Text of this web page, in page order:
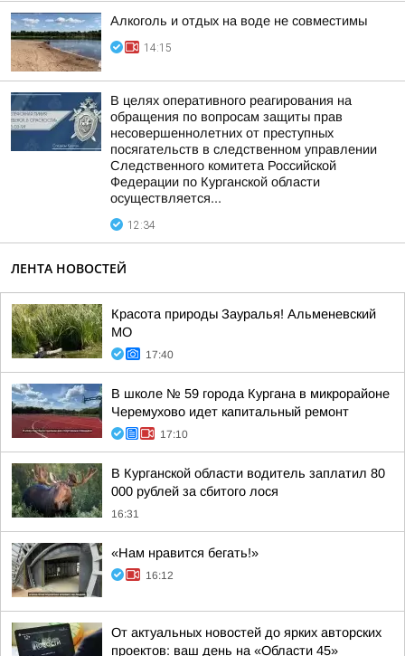
Алкоголь и отдых на воде не совместимы
14:15
В целях оперативного реагирования на
обращения по вопросам защиты прав
несовершеннолетних от преступных
посягательств в следственном управлении
Следственного комитета Российской
Федерации по Курганской области
осуществляется...
12:34
ЛЕНТА НОВОСТЕЙ
Красота природы Зауралья! Альменевский
МО
17:40
В школе № 59 города Кургана в микрорайоне
Черемухово идет капитальный ремонт
17:10
В Курганской области водитель заплатил 80
000 рублей за сбитого лося
16:31
«Нам нравится бегать!»
16:12
От актуальных новостей до ярких авторских
проектов: ваш день на «Области 45»